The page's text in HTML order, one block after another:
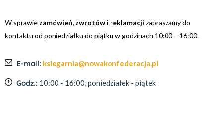
W sprawie zamówień, zwrotów i reklamacji zapraszamy do
kontaktu od poniedziałku do piątku w godzinach 10:00 – 16:00.
E-mail: ksiegarnia@nowakonfederacja.pl
Godz.: 10:00 - 16:00, poniedziałek - piątek